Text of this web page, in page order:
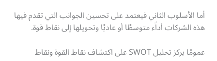
أما الأسلوب الثاني فيعتمد على تحسين الجوانب التي تقدم فيها
هذه الشركات أداًء متوسطًا أو عاديًا وتحويلها إلى نقاط قوة.
عمومًا يركز تحليل SWOT على اكتشاف نقاط القوة ونقاط